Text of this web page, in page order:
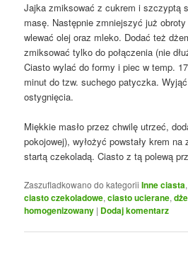
Jajka zmiksować z cukrem i szczyptą
masę. Następnie zmniejszyć już
wlewać olej oraz mleko. Dodać też
zmiksować tylko do połączenia (nie
Ciasto wylać do formy i piec w temp.
minut do tzw. suchego patyczka.
ostygnięcia.
Miękkie masło przez chwilę utrzeć,
pokojowej), wyłożyć powstały krem
startą czekoladą. Ciasto z tą polewą
Zaszufladkowano do kategorii Inne ciasta,
ciasto czekoladowe,ciasto ucierane,
homogenizowany | Dodaj komentarz